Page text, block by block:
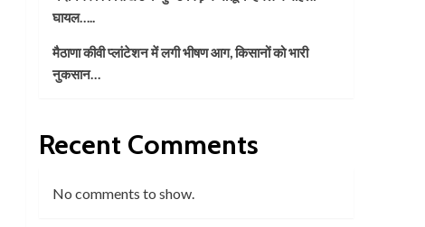
घायल…..
मैठाणा कीवी प्लांटेशन में लगी भीषण आग, किसानों को भारी
नुकसान…
Recent Comments
No comments to show.